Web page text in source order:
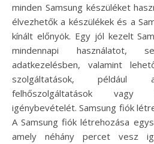
minden Samsung készüléket
élvezhetők a készülékek és a
kínált előnyök. Egy jól kezelt
mindennapi használatot,
adatkezelésben, valamint
szolgáltatások, például
felhőszolgáltatások vagy
igénybevételét. Samsung fiók
A Samsung fiók létrehozása
amely néhány percet vesz